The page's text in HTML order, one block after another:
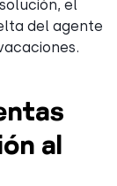
el
del agente
al